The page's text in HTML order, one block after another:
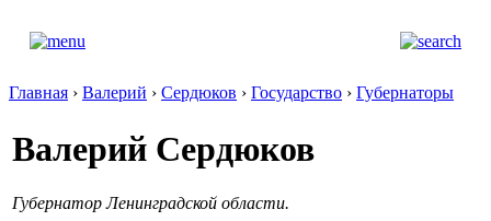
Главная › Валерий › Сердюков › Государство › Губернаторы
Валерий Сердюков
Губернатор Ленинградской области.